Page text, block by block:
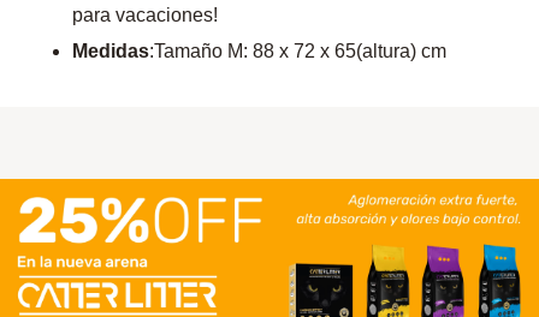
para vacaciones!
Medidas:Tamaño M: 88 x 72 x 65(altura) cm